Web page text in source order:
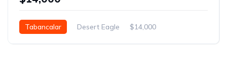
Tabancalar Desert Eagle $14,000